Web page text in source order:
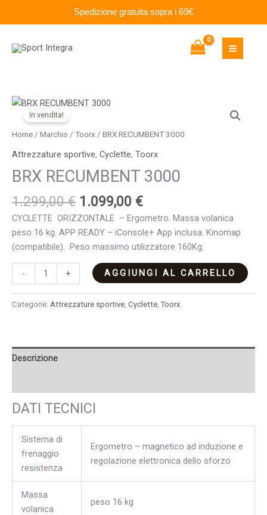
Spedizione gratuita sopra i 69€
In vendita!
Home / Marchio / Toorx / BRX RECUMBENT 3000
Attrezzature sportive, Cyclette, Toorx
BRX RECUMBENT 3000
1.299,00€
Il
originale
1.299,00 €.
1.099,00 €
attuale
1.099,00 €.
CYCLETTE ORIZZONTALE – Ergometro. Massa volanica
peso 16 kg. APP READY – iConsole+ App inclusa. Kinomap
(compatibile). Peso massimo utilizzatore 160Kg.
-
BRX
RECUMBENT
3000
+ AGGIUNGI AL CARRELLO
Categorie: Attrezzature sportive, Cyclette,Toorx
Descrizione
DATI TECNICI
Sistema di
frenaggio
resistenza
Ergometro – magnetico ad induzione e
regolazione elettronica dello sforzo
Massa
volanica
peso 16 kg